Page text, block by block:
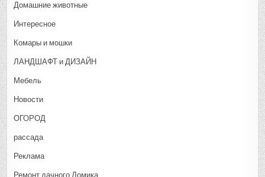
Домашние животные
Интересное
Комары и мошки
ЛАНДШАФТ и ДИЗАЙН
Мебель
Новости
ОГОРОД
рассада
Реклама
Ремонт дачного Домика